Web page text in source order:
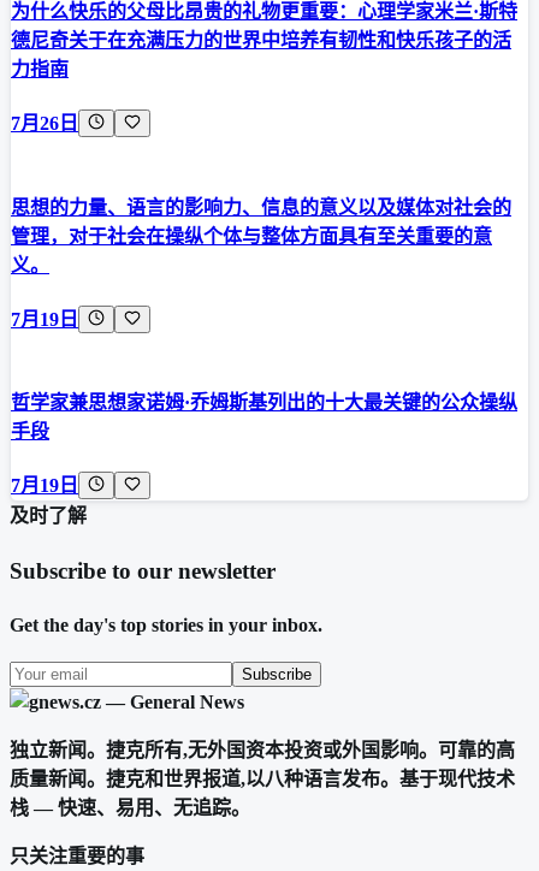
为什么快乐的父母比昂贵的礼物更重要：心理学家米兰·斯特
德尼奇关于在充满压力的世界中培养有韧性和快乐孩子的活
力指南
7月26日
思想的力量、语言的影响力、信息的意义以及媒体对社会的
管理，对于社会在操纵个体与整体方面具有至关重要的意
义。
7月19日
哲学家兼思想家诺姆·乔姆斯基列出的十大最关键的公众操纵
手段
7月19日
及时了解
Subscribe to our newsletter
Get the day's top stories in your inbox.
Subscribe
独立新闻。捷克所有,无外国资本投资或外国影响。可靠的高
质量新闻。捷克和世界报道,以八种语言发布。基于现代技术
栈 — 快速、易用、无追踪。
只关注重要的事